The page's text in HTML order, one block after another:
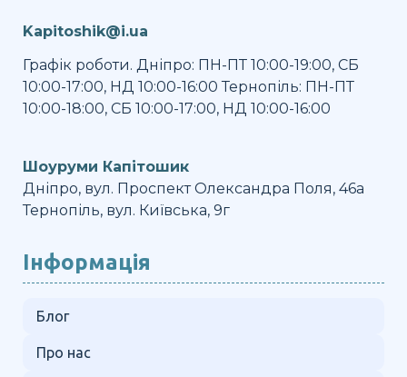
Kapitoshik@i.ua
Графік роботи. Дніпро: ПН-ПТ 10:00-19:00, СБ
10:00-17:00, НД 10:00-16:00 Тернопіль: ПН-ПТ
10:00-18:00, СБ 10:00-17:00, НД 10:00-16:00
Шоуруми Капітошик
Дніпро, вул. Проспект Олександра Поля, 46а
Тернопіль, вул. Київська, 9г
Інформація
Блог
Про нас